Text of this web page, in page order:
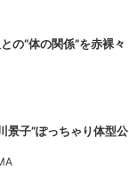
の“体の関係”を赤裸々
景子”ぽっちゃり体型公